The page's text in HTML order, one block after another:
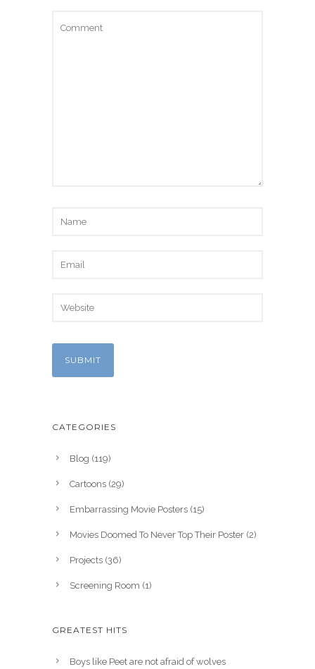
CATEGORIES
Blog (119)
Cartoons (29)
Embarrassing Movie Posters (15)
Movies Doomed To Never Top Their Poster (2)
Projects (36)
Screening Room (1)
GREATEST HITS
Boys like Peet are not afraid of wolves